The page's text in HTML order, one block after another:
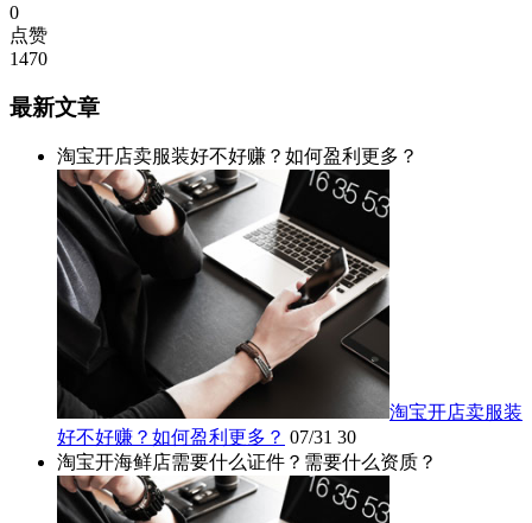
0
点赞
1470
最新文章
淘宝开店卖服装好不好赚？如何盈利更多？
淘宝开店卖服装
好不好赚？如何盈利更多？ 07/31 30
淘宝开海鲜店需要什么证件？需要什么资质？